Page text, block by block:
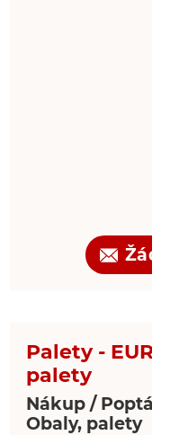
Palety - EUR
palety
Nákup /
Obaly, palety